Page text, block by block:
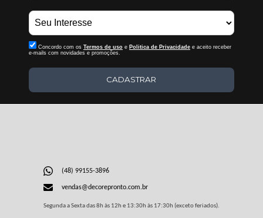
Concordo com os Termos de uso e Politica de Privacidadee aceito receber
e-mails com novidades e promoções.
CADASTRAR
(48) 99155-3896
vendas@decorepronto.com.br
Segunda a Sexta das 8h às 12h e 13:30h às 17:30h (exceto feriados).